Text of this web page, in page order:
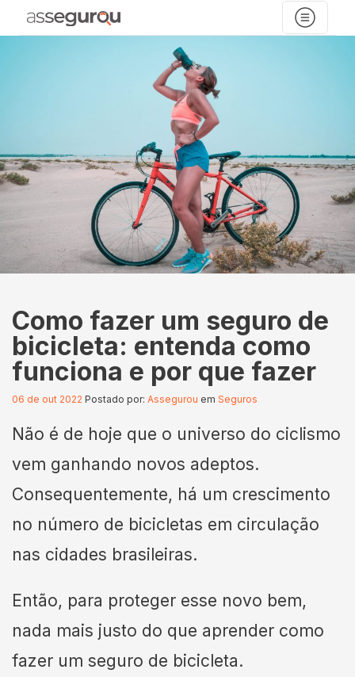
Como fazer um seguro de
bicicleta: entenda como
funciona e por que fazer
06 de out 2022 Postado por: Assegurou em Seguros
Não é de hoje que o universo do ciclismo
vem ganhando novos adeptos.
Consequentemente, há um crescimento
no número de bicicletas em circulação
nas cidades brasileiras.
Então, para proteger esse novo bem,
nada mais justo do que aprender como
fazer um seguro de bicicleta.